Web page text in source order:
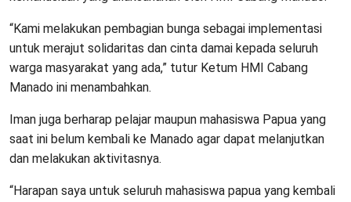
“Kami melakukan pembagian bunga sebagai implementasi
untuk merajut solidaritas dan cinta damai kepada seluruh
warga masyarakat yang ada,” tutur Ketum HMI Cabang
Manado ini menambahkan.
Iman juga berharap pelajar maupun mahasiswa Papua yang
saat ini belum kembali ke Manado agar dapat melanjutkan
dan melakukan aktivitasnya.
“Harapan saya untuk seluruh mahasiswa papua yang kembali